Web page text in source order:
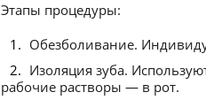
Этапы процедуры:
Обезболивание.
Изоляция зуба.
рабочие растворы — в рот.